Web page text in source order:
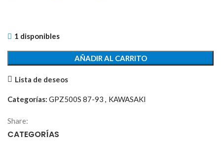
1 disponibles
AÑADIR AL CARRITO
Lista de deseos
Categorías: GPZ500S 87-93 , KAWASAKI
Share:
CATEGORÍAS